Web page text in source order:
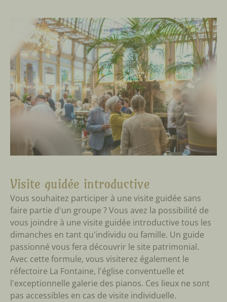
Visite guidée introductive
Vous souhaitez participer à une visite guidée sans
faire partie d'un groupe ? Vous avez la possibilité de
vous joindre à une visite guidée introductive tous les
dimanches en tant qu'individu ou famille. Un guide
passionné vous fera découvrir le site patrimonial.
Avec cette formule, vous visiterez également le
réfectoire La Fontaine, l'église conventuelle et
l'exceptionnelle galerie des pianos. Ces lieux ne sont
pas accessibles en cas de visite individuelle.